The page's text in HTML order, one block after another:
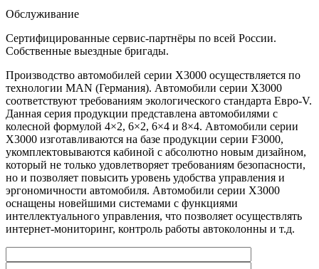
Обслуживание
Сертифицированные сервис-партнёры по всей России.
Собственные выездные бригады.
Производство автомобилей серии X3000 осуществляется по
технологии MAN (Германия). Автомобили серии X3000
соответствуют требованиям экологического стандарта Евро-V.
Данная серия продукции представлена автомобилями с
колесной формулой 4×2, 6×2, 6×4 и 8×4. Автомобили серии
X3000 изготавливаются на базе продукции серии F3000,
укомплектовываются кабиной с абсолютно новым дизайном,
который не только удовлетворяет требованиям безопасности,
но и позволяет повысить уровень удобства управления и
эргономичности автомобиля. Автомобили серии X3000
оснащены новейшими системами с функциями
интеллектуального управления, что позволяет осуществлять
интернет-мониторинг, контроль работы автоколонны и т.д.